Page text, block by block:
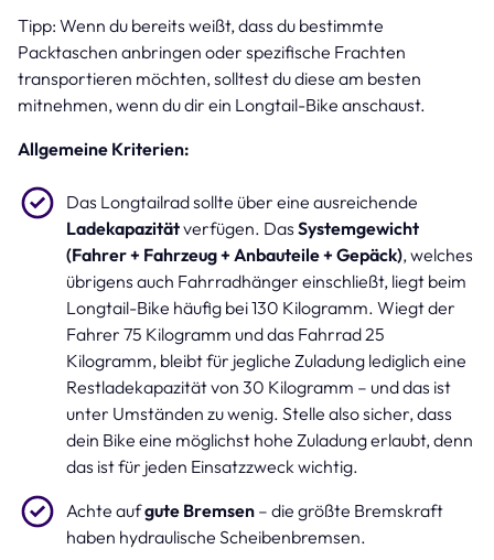
Tipp: Wenn du bereits weißt, dass du bestimmte
Packtaschen anbringen oder spezifische Frachten
transportieren möchten, solltest du diese am besten
mitnehmen, wenn du dir ein Longtail-Bike anschaust.
Allgemeine Kriterien:
Das Longtailrad sollte über eine ausreichende
Ladekapazitätverfügen. Das Systemgewicht
(Fahrer + Fahrzeug + Anbauteile + Gepäck), welches
übrigens auch Fahrradhänger einschließt, liegt beim
Longtail-Bike häufig bei 130 Kilogramm. Wiegt der
Fahrer 75 Kilogramm und das Fahrrad 25
Kilogramm, bleibt für jegliche Zuladung lediglich eine
Restladekapazität von 30 Kilogramm – und das ist
unter Umständen zu wenig. Stelle also sicher, dass
dein Bike eine möglichst hohe Zuladung erlaubt, denn
das ist für jeden Einsatzzweck wichtig.
Achte aufgute Bremsen – die größte Bremskraft
haben hydraulische Scheibenbremsen.